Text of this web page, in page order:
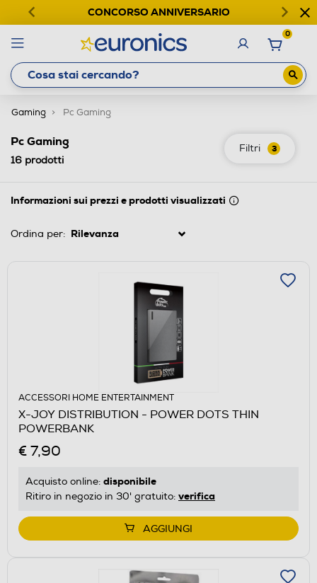
CONCORSO ANNIVERSARIO
0
Gaming Pc Gaming
Filtri 3
Pc Gaming
16 prodotti
Informazioni sui prezzi e prodotti visualizzati
Ordina per:
ACCESSORI HOME ENTERTAINMENT
X-JOY DISTRIBUTION - POWER DOTS THIN
POWERBANK
€ 7,90
Acquisto online: disponibile
Ritiro in negozio in 30' gratuito: verifica
AGGIUNGI